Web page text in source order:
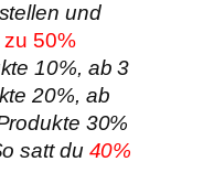
und
zu 50%
10%, ab 3
20%, ab
30%
satt du 40%